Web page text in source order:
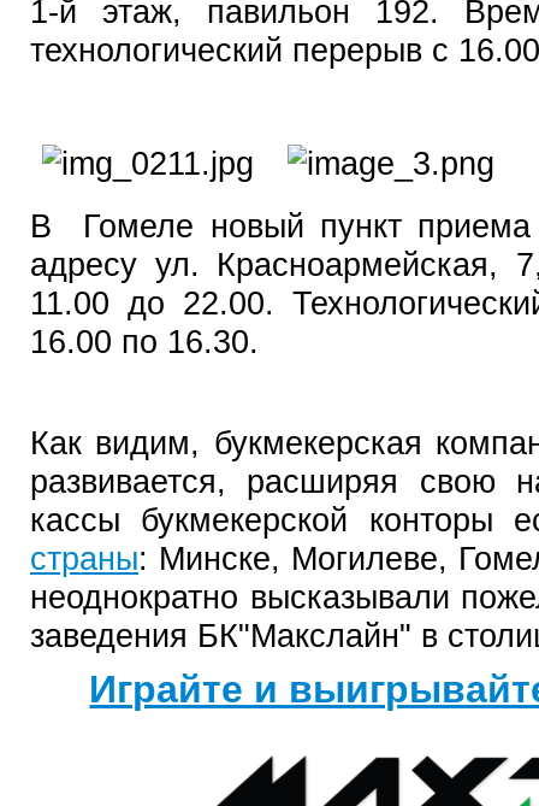
1-й этаж, павильон 192.
технологический перерыв с
В Гомеле новый пункт приема
адресу ул. Красноармейская,
11.00 до 22.00.
16.00 по 16.30.
Как видим, букмекерская
развивается, расширяя свою
кассы букмекерской конторы
страны: Минске, Могилеве,
неоднократно высказывали
заведения БК"Макслайн" в
Играйте и